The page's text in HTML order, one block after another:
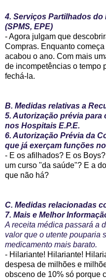
4. Serviços Partilhados do
(SPMS, EPE)
- Agora julgam que
Compras. Enquanto
acabou o ano. Com mais
de incompetências o tempo
fechá-la.
B. Medidas relativas a
5. Autorização prévia
nos Hospitais E.P.E.
6. Autorização Prévia da
que já exerçam funções
- E os afilhados? E os
um curso "da saúde"? E a
que não há?
C. Medidas relacionadas
7. Mais e Melhor
A receita médica passará a
valor que o utente pouparia
medicamento mais barato.
- Hilariante! Hilariante!
despesa de milhões e
obsceno de 10% só porque